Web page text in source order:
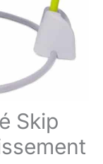
Skip